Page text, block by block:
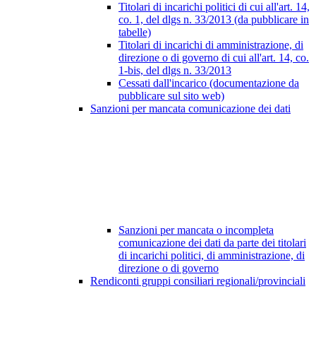
Titolari di incarichi politici di cui all'art. 14,
co. 1, del dlgs n. 33/2013 (da pubblicare in
tabelle)
Titolari di incarichi di amministrazione, di
direzione o di governo di cui all'art. 14, co.
1-bis, del dlgs n. 33/2013
Cessati dall'incarico (documentazione da
pubblicare sul sito web)
Sanzioni per mancata comunicazione dei dati
Sanzioni per mancata o incompleta
comunicazione dei dati da parte dei titolari
di incarichi politici, di amministrazione, di
direzione o di governo
Rendiconti gruppi consiliari regionali/provinciali